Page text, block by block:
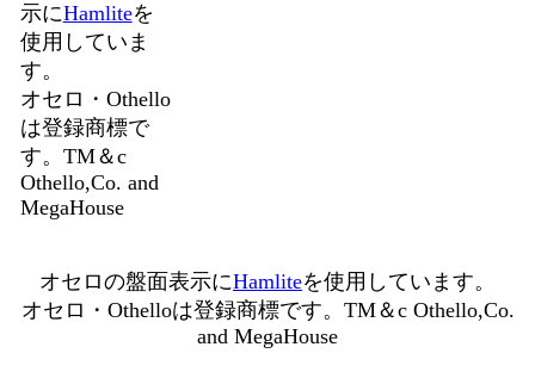
示にHamliteを
使用していま
す。
オセロ・Othello
は登録商標で
す。TM＆c
Othello,Co. and
MegaHouse
オセロの盤面表示にHamliteを使用しています。
オセロ・Othelloは登録商標です。TM＆c Othello,Co.
and MegaHouse